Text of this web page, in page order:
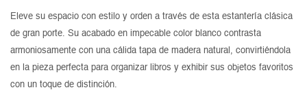
Eleve su espacio con estilo y orden a través de esta estantería clásica
de gran porte. Su acabado en impecable color blanco contrasta
armoniosamente con una cálida tapa de madera natural, convirtiéndola
en la pieza perfecta para organizar libros y exhibir sus objetos favoritos
con un toque de distinción.